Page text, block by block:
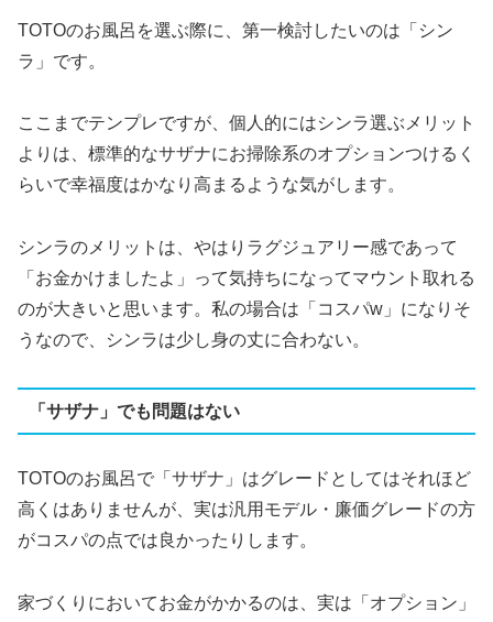
TOTOのお風呂を選ぶ際に、第一検討したいのは「シン
ラ」です。
ここまでテンプレですが、個人的にはシンラ選ぶメリット
よりは、標準的なサザナにお掃除系のオプションつけるく
らいで幸福度はかなり高まるような気がします。
シンラのメリットは、やはりラグジュアリー感であって
「お金かけましたよ」って気持ちになってマウント取れる
のが大きいと思います。私の場合は「コスパw」になりそ
うなので、シンラは少し身の丈に合わない。
「サザナ」でも問題はない
TOTOのお風呂で「サザナ」はグレードとしてはそれほど
高くはありませんが、実は汎用モデル・廉価グレードの方
がコスパの点では良かったりします。
家づくりにおいてお金がかかるのは、実は「オプション」